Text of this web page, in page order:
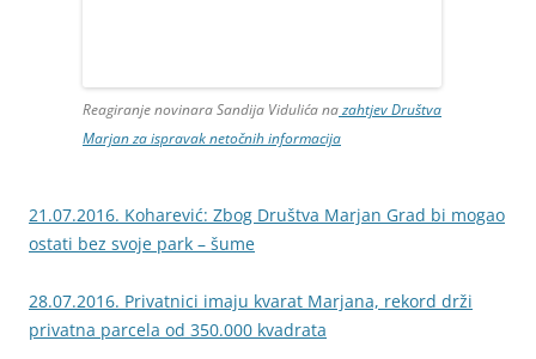
Reagiranje novinara Sandija Vidulića nazahtjev Društva
Marjan za ispravak netočnih informacija
21.07.2016. Koharević: Zbog Društva Marjan Grad bi mogao
ostati bez svoje park – šume
28.07.2016. Privatnici imaju kvarat Marjana, rekord drži
privatna parcela od 350.000 kvadrata